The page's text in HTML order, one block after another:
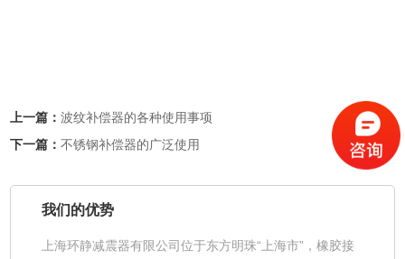
上一篇：波纹补偿器的各种使用事项
下一篇：不锈钢补偿器的广泛使用
我们的优势
上海环静减震器有限公司位于东方明珠“上海市”，橡胶接